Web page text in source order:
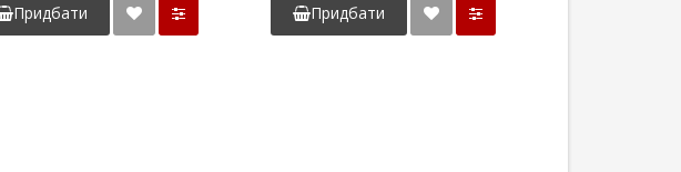
Придбати Придбати